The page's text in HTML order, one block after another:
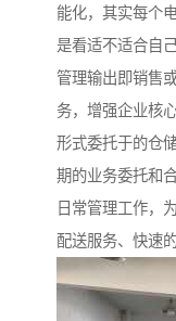
能化，其实每个
是看适不适合自
管理输出即销售
务，增强企业核
形式委托于的仓
期的业务委托和
日常管理工作，
配送服务、快速